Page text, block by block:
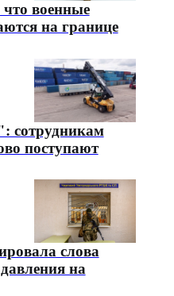
военные
на границе
сотрудникам
поступают
слова
на